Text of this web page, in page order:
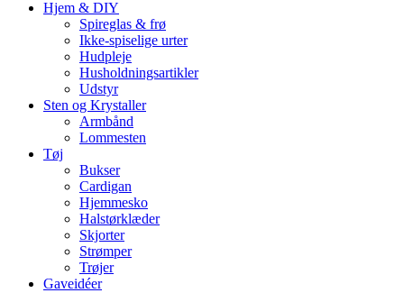
Hjem & DIY
Spireglas & frø
Ikke-spiselige urter
Hudpleje
Husholdningsartikler
Udstyr
Sten og Krystaller
Armbånd
Lommesten
Tøj
Bukser
Cardigan
Hjemmesko
Halstørklæder
Skjorter
Strømper
Trøjer
Gaveidéer